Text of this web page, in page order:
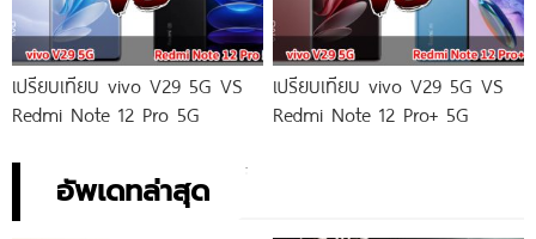
เปรียบเทียบ vivo V29 5G VS
Redmi Note 12 Pro 5G
เปรียบเทียบ vivo V29 5G VS
Redmi Note 12 Pro+ 5G
อัพเดทล่าสุด